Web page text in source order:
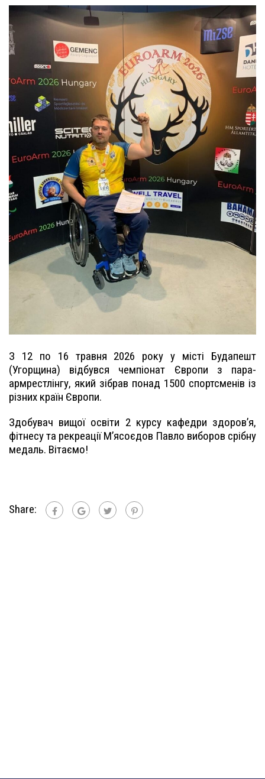
З 12 по 16 травня 2026 року у місті Будапешт
(Угорщина) відбувся чемпіонат Європи з пара-
армрестлінгу, який зібрав понад 1500 спортсменів із
різних країн Європи.
Здобувач вищої освіти 2 курсу кафедри здоров’я,
фітнесу та рекреації Мʼясоєдов Павло виборов срібну
медаль. Вітаємо!
Share: